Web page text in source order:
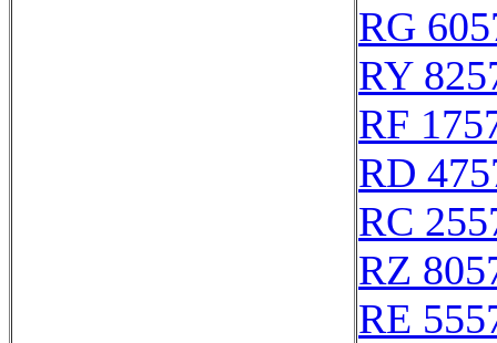
RG
RY
RF
RD
RC
RZ
RE